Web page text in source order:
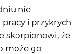
nie
i przykrych
skorpionowi, że
może go